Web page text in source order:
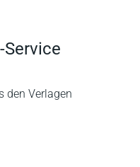
Service
den Verlagen